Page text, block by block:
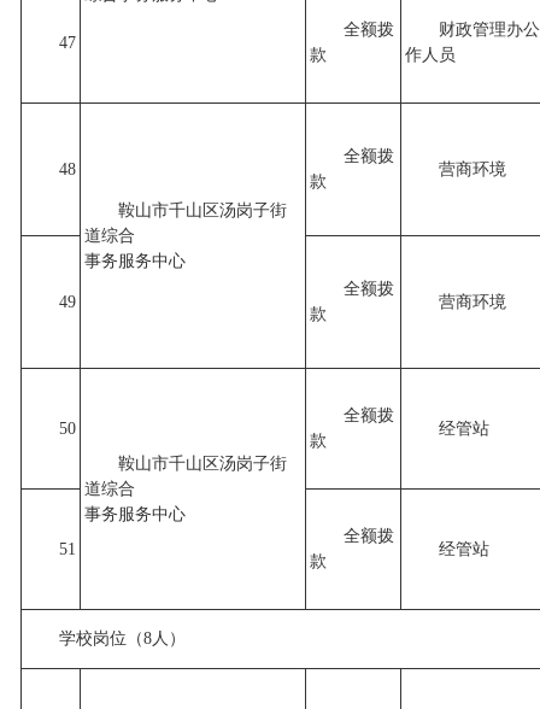
47
全额拨
款
财政管理办
作人员
48
鞍山市千山区汤岗子街
道综合
事务服务中心
全额拨
款
营商环境
49
全额拨
款
营商环境
50
鞍山市千山区汤岗子街
道综合
事务服务中心
全额拨
款
经管站
51
全额拨
款
经管站
学校岗位（8人）